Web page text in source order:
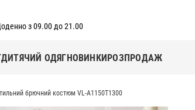
з 09.00 до 21.00
ДИТЯЧИЙ ОДЯГНОВИНКИРОЗПРОДАЖ
брючний костюм VL-A1150T1300